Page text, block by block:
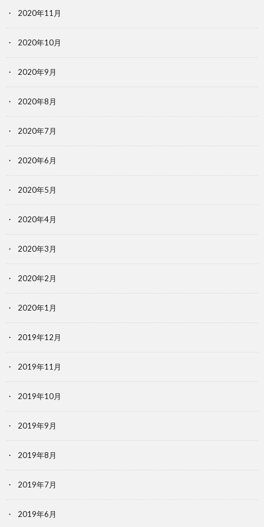
2020年11月
2020年10月
2020年9月
2020年8月
2020年7月
2020年6月
2020年5月
2020年4月
2020年3月
2020年2月
2020年1月
2019年12月
2019年11月
2019年10月
2019年9月
2019年8月
2019年7月
2019年6月